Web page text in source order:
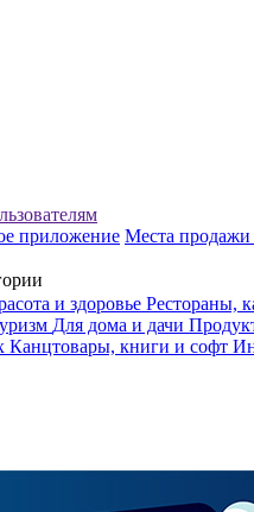
приложение Места продажи
и здоровье Рестораны,
Для дома и дачи
Канцтовары, книги и софт